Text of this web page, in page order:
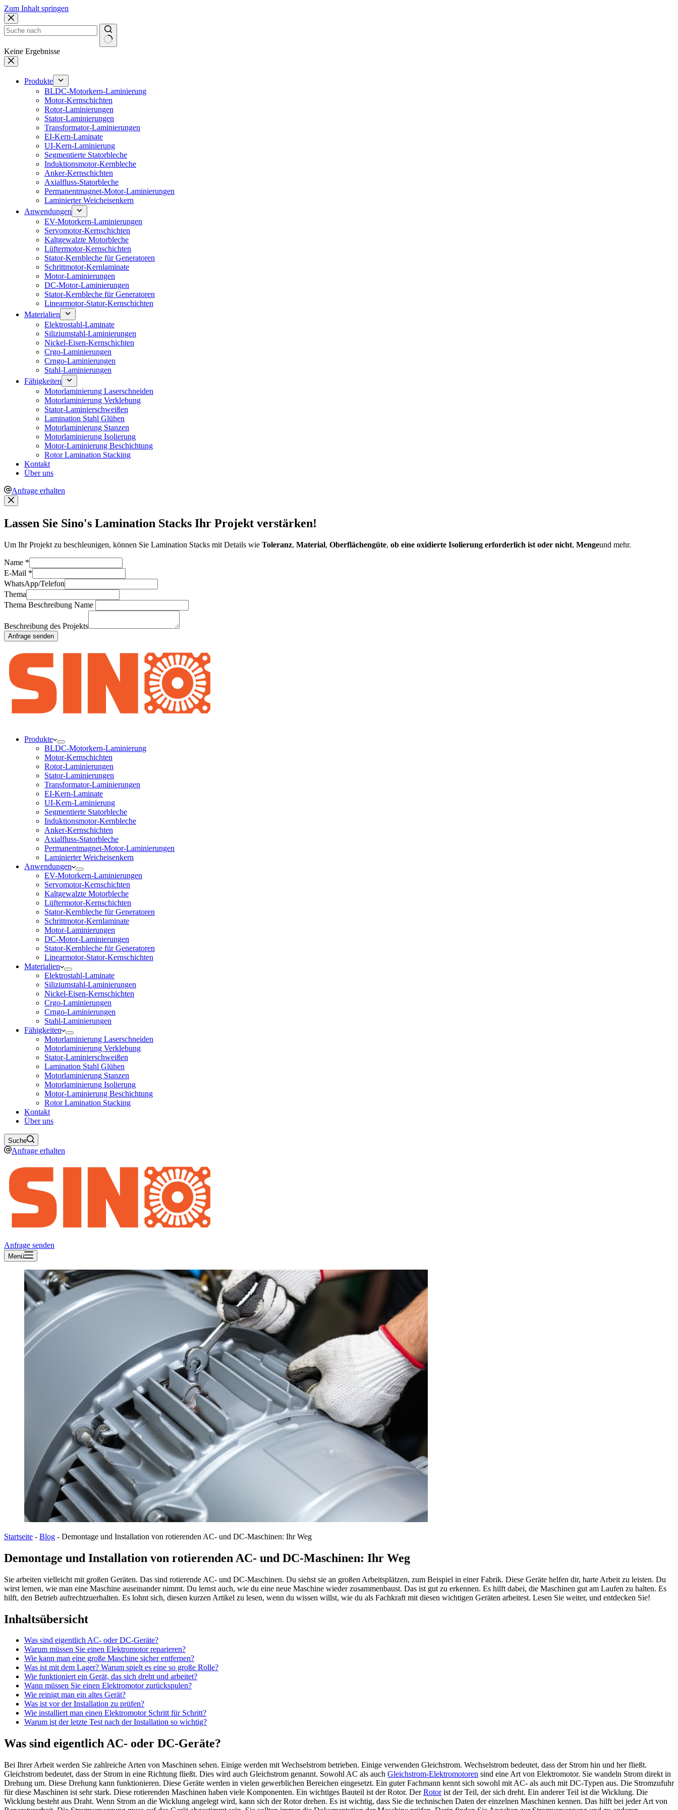
Zum Inhalt springen
Keine Ergebnisse
Produkte
BLDC-Motorkern-Laminierung
Motor-Kernschichten
Rotor-Laminierungen
Stator-Laminierungen
Transformator-Laminierungen
EI-Kern-Laminate
UI-Kern-Laminierung
Segmentierte Statorbleche
Induktionsmotor-Kernbleche
Anker-Kernschichten
Axialfluss-Statorbleche
Permanentmagnet-Motor-Laminierungen
Laminierter Weicheisenkern
Anwendungen
EV-Motorkern-Laminierungen
Servomotor-Kernschichten
Kaltgewalzte Motorbleche
Lüftermotor-Kernschichten
Stator-Kernbleche für Generatoren
Schrittmotor-Kernlaminate
Motor-Laminierungen
DC-Motor-Laminierungen
Stator-Kernbleche für Generatoren
Linearmotor-Stator-Kernschichten
Materialien
Elektrostahl-Laminate
Siliziumstahl-Laminierungen
Nickel-Eisen-Kernschichten
Crgo-Laminierungen
Crngo-Laminierungen
Stahl-Laminierungen
Fähigkeiten
Motorlaminierung Laserschneiden
Motorlaminierung Verklebung
Stator-Laminierschweißen
Lamination Stahl Glühen
Motorlaminierung Stanzen
Motorlaminierung Isolierung
Motor-Laminierung Beschichtung
Rotor Lamination Stacking
Kontakt
Über uns
Anfrage erhalten
Lassen Sie Sino's Lamination Stacks Ihr Projekt verstärken!
Um Ihr Projekt zu beschleunigen, können Sie Lamination Stacks mit Details wie Toleranz, Material, Oberflächengüte, ob eine oxidierte Isolierung erforderlich ist oder nicht, Mengeund mehr.
Name *
E-Mail *
WhatsApp/Telefon
Thema
Thema Beschreibung Name
Beschreibung des Projekts
Anfrage senden
Produkte
BLDC-Motorkern-Laminierung
Motor-Kernschichten
Rotor-Laminierungen
Stator-Laminierungen
Transformator-Laminierungen
EI-Kern-Laminate
UI-Kern-Laminierung
Segmentierte Statorbleche
Induktionsmotor-Kernbleche
Anker-Kernschichten
Axialfluss-Statorbleche
Permanentmagnet-Motor-Laminierungen
Laminierter Weicheisenkern
Anwendungen
EV-Motorkern-Laminierungen
Servomotor-Kernschichten
Kaltgewalzte Motorbleche
Lüftermotor-Kernschichten
Stator-Kernbleche für Generatoren
Schrittmotor-Kernlaminate
Motor-Laminierungen
DC-Motor-Laminierungen
Stator-Kernbleche für Generatoren
Linearmotor-Stator-Kernschichten
Materialien
Elektrostahl-Laminate
Siliziumstahl-Laminierungen
Nickel-Eisen-Kernschichten
Crgo-Laminierungen
Crngo-Laminierungen
Stahl-Laminierungen
Fähigkeiten
Motorlaminierung Laserschneiden
Motorlaminierung Verklebung
Stator-Laminierschweißen
Lamination Stahl Glühen
Motorlaminierung Stanzen
Motorlaminierung Isolierung
Motor-Laminierung Beschichtung
Rotor Lamination Stacking
Kontakt
Über uns
Suche
Anfrage erhalten
Anfrage senden
Menü
Startseite - Blog - Demontage und Installation von rotierenden AC- und DC-Maschinen: Ihr Weg
Demontage und Installation von rotierenden AC- und DC-Maschinen: Ihr Weg
Sie arbeiten vielleicht mit großen Geräten. Das sind rotierende AC- und DC-Maschinen. Du siehst sie an großen Arbeitsplätzen, zum Beispiel in einer Fabrik. Diese Geräte helfen dir, harte Arbeit zu leisten. Du
wirst lernen, wie man eine Maschine auseinander nimmt. Du lernst auch, wie du eine neue Maschine wieder zusammenbaust. Das ist gut zu erkennen. Es hilft dabei, die Maschinen gut am Laufen zu halten. Es
hilft, den Betrieb aufrechtzuerhalten. Es lohnt sich, diesen kurzen Artikel zu lesen, wenn du wissen willst, wie du als Fachkraft mit diesen wichtigen Geräten arbeitest. Lesen Sie weiter, und entdecken Sie!
Inhaltsübersicht
Was sind eigentlich AC- oder DC-Geräte?
Warum müssen Sie einen Elektromotor reparieren?
Wie kann man eine große Maschine sicher entfernen?
Was ist mit dem Lager? Warum spielt es eine so große Rolle?
Wie funktioniert ein Gerät, das sich dreht und arbeitet?
Wann müssen Sie einen Elektromotor zurückspulen?
Wie reinigt man ein altes Gerät?
Was ist vor der Installation zu prüfen?
Wie installiert man einen Elektromotor Schritt für Schritt?
Warum ist der letzte Test nach der Installation so wichtig?
Was sind eigentlich AC- oder DC-Geräte?
Bei Ihrer Arbeit werden Sie zahlreiche Arten von Maschinen sehen. Einige werden mit Wechselstrom betrieben. Einige verwenden Gleichstrom. Wechselstrom bedeutet, dass der Strom hin und her fließt.
Gleichstrom bedeutet, dass der Strom in eine Richtung fließt. Dies wird auch Gleichstrom genannt. Sowohl AC als auch Gleichstrom-Elektromotoren sind eine Art von Elektromotor. Sie wandeln Strom direkt in
Drehung um. Diese Drehung kann funktionieren. Diese Geräte werden in vielen gewerblichen Bereichen eingesetzt. Ein guter Fachmann kennt sich sowohl mit AC- als auch mit DC-Typen aus. Die Stromzufuhr
für diese Maschinen ist sehr stark. Diese rotierenden Maschinen haben viele Komponenten. Ein wichtiges Bauteil ist der Rotor. DerRotorist der Teil, der sich dreht. Ein anderer Teil ist die Wicklung. Die
Wicklung besteht aus Draht. Wenn Strom an die Wicklung angelegt wird, kann sich der Rotor drehen. Es ist wichtig, dass Sie die technischen Daten der einzelnen Maschinen kennen. Das hilft bei jeder Art von